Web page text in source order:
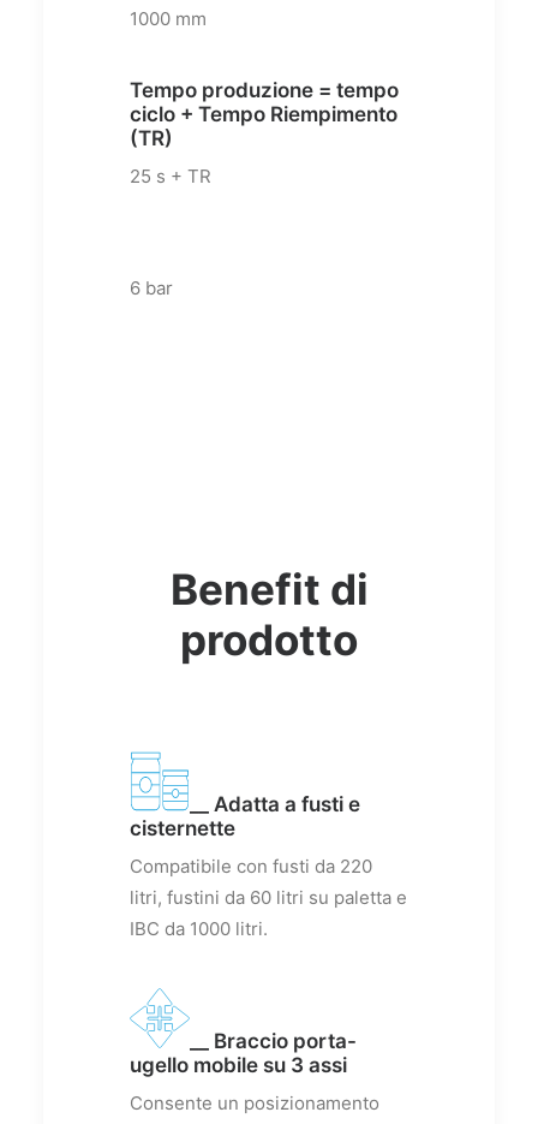
1000 mm
Tempo produzione = tempo
ciclo + Tempo Riempimento
(TR)
25 s + TR
6 bar
Benefit di
prodotto
__ Adatta a fusti e
cisternette
Compatibile con fusti da 220
litri, fustini da 60 litri su paletta e
IBC da 1000 litri.
__ Braccio porta-
ugello mobile su 3 assi
Consente un posizionamento